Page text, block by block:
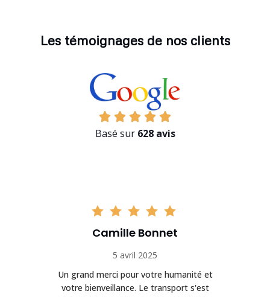
Les témoignages de nos clients
Basé sur 628 avis
Camille Bonnet
5 avril 2025
Un grand merci pour votre humanité et
votre bienveillance. Le transport s'est